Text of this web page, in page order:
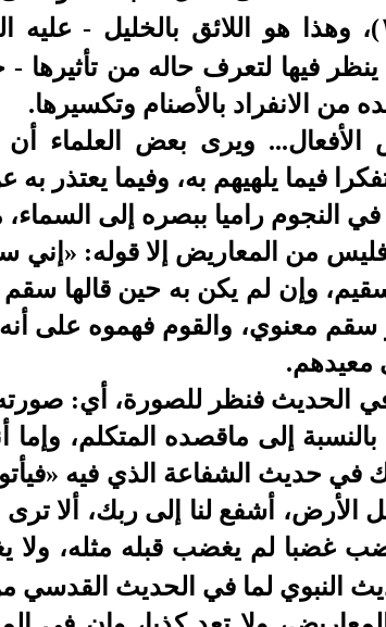
، وهذا هو اللائق بالخليل - عليه
فيها لتعرف حاله من
الانفراد بالأصنام وتكسيرها.
الأفعال... ويرى بعض العلماء
فيما يلهيهم به، وفيما يعتذر
النجوم راميا ببصره إلى
من المعاريض إلا قوله:
وإن لم يكن به حين قالها
سقم معنوي، والقوم فهموه على
معيدهم.
في الحديث فنظر للصورة، أي:
بالنسبة إلى ماقصده المتكلم، وإما
في حديث الشفاعة الذي فيه
الأرض، أشفع لنا إلى ربك، ألا ترى
غضبا لم يغضب قبله مثله، ولا
النبوي لما في الحديث القدسي